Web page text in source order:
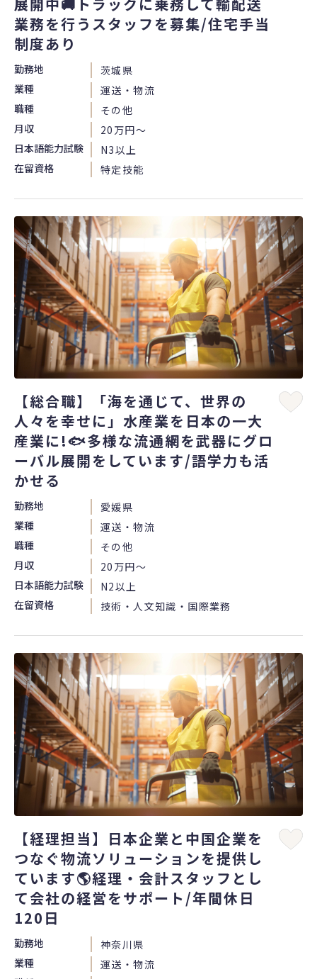
業務を行うスタッフを募集/住宅手当
制度あり
勤務地
茨城県
業種
運送・物流
職種
その他
月収
20万円〜
日本語能力試験
N3以上
在留資格
特定技能
【総合職】「海を通じて、世界の
人々を幸せに」水産業を日本の一大
産業に!🐟多様な流通網を武器にグロ
ーバル展開をしています/語学力も活
かせる
勤務地
愛媛県
業種
運送・物流
職種
その他
月収
20万円〜
日本語能力試験
N2以上
在留資格
技術・人文知識・国際業務
【経理担当】日本企業と中国企業を
つなぐ物流ソリューションを提供し
ています🌎経理・会計スタッフとし
て会社の経営をサポート/年間休日
120日
勤務地
神奈川県
業種
運送・物流